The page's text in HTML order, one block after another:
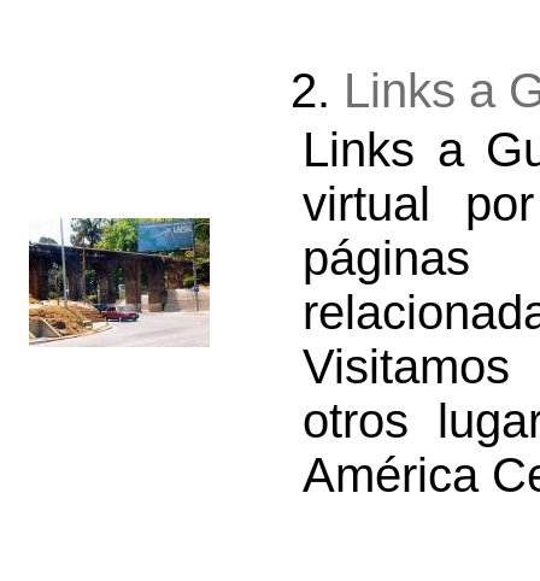
2. Links a
Links a
virtual
páginas
otros
América